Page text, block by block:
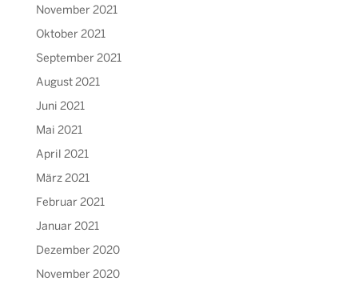
November 2021
Oktober 2021
September 2021
August 2021
Juni 2021
Mai 2021
April 2021
März 2021
Februar 2021
Januar 2021
Dezember 2020
November 2020